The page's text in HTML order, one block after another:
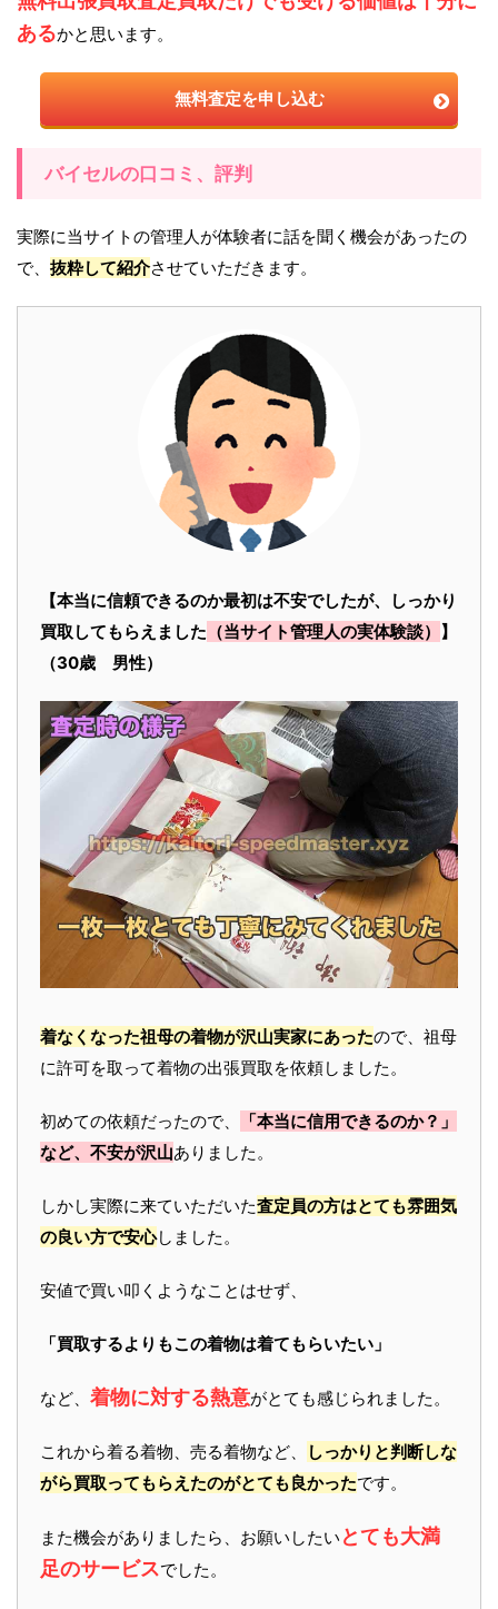
あるかと思います。
無料査定を申し込む
バイセルの口コミ、評判
実際に当サイトの管理人が体験者に話を聞く機会があったの
で、 抜粋して紹介させていただきます。
【本当に信頼できるのか最初は不安でしたが、しっかり
買取してもらえました （当サイト管理人の実体験談） 】
（30歳 男性）
着なくなった祖母の着物が沢山実家にあったので、祖母
に許可を取って着物の出張買取を依頼しました。
初めての依頼だったので、
「本当に信用できるのか？」
など、不安が沢山ありました。
しかし実際に来ていただいた査定員の方はとても雰囲気
の良い方で安心しました。
安値で買い叩くようなことはせず、
「買取するよりもこの着物は着てもらいたい」
など、 着物に対する熱意がとても感じられました。
これから着る着物、売る着物など、
しっかりと判断しな
がら買取ってもらえたのがとても良かったです。
また機会がありましたら、お願いしたい とても大満
足のサービスでした。